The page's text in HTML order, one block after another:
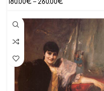
180.00€ – 260.00€